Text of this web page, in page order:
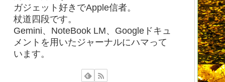
ガジェット好きでApple信者。
杖道四段です。
Gemini、NoteBook LM、Googleドキュ
メントを用いたジャーナルにハマって
います。